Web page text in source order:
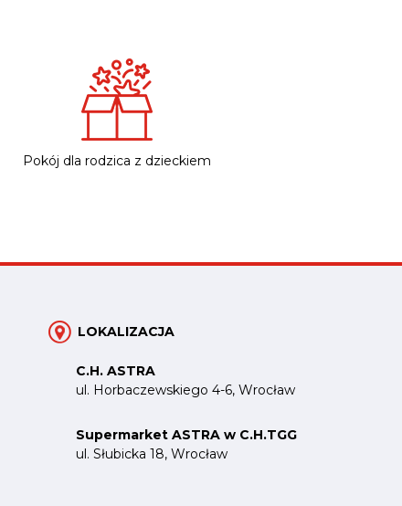
Pokój dla rodzica z dzieckiem
LOKALIZACJA
C.H. ASTRA
ul. Horbaczewskiego 4-6, Wrocław
Supermarket ASTRA w C.H.TGG
ul. Słubicka 18, Wrocław